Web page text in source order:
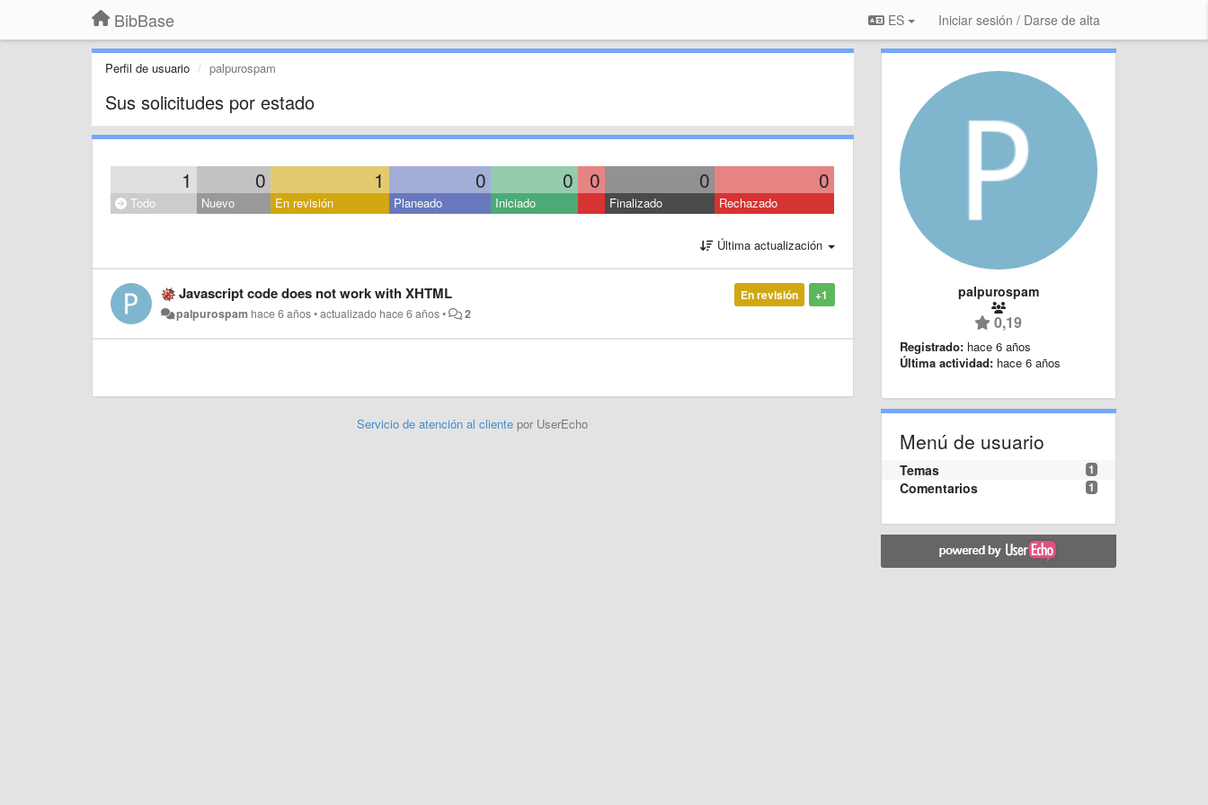
BibBase ES Iniciar sesión / Darse de alta
Perfil de usuario palpurospam
Sus solicitudes por estado
1 0 1 0 0 0 0 0
Todo Nuevo En revisión Planeado Iniciado Finalizado Rechazado
Última actualización
+1
En revisión
Javascript code does not work with XHTML
palpurospam hace 6 años•actualizado hace 6 años• 2
Servicio de atención al clientepor UserEcho
palpurospam
0,19
Registrado: hace 6 años
Última actividad: hace 6 años
Menú de usuario
1
Temas
1
Comentarios